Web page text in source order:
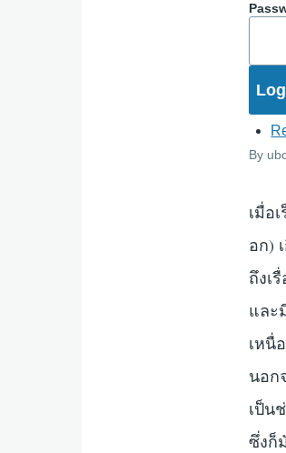
By
เมื่อ
อก)
ถึงเ
และ
เหนื่
นอก
เป็น
ซึ่งก็